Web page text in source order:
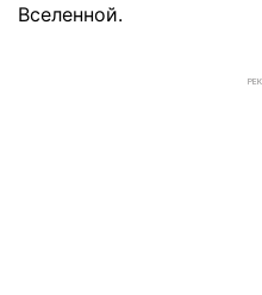
Вселенной.